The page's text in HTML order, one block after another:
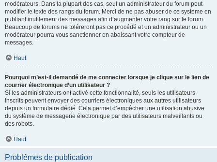
modérateurs. Dans la plupart des cas, seul un administrateur du forum peut
modifier le texte des rangs du forum. Merci de ne pas abuser de ce système en
publiant inutilement des messages afin d’augmenter votre rang sur le forum.
Beaucoup de forums ne toléreront pas ce procédé et un administrateur ou un
modérateur pourra vous sanctionner en abaissant votre compteur de
messages.
Haut
Pourquoi m’est-il demandé de me connecter lorsque je clique sur le lien de
courrier électronique d’un utilisateur ?
Si les administrateurs ont activé cette fonctionnalité, seuls les utilisateurs
inscrits peuvent envoyer des courriers électroniques aux autres utilisateurs
depuis un formulaire dédié. Cela permet d’empêcher une utilisation abusive
du système de messagerie électronique par des utilisateurs malveillants ou
des robots.
Haut
Problèmes de publication